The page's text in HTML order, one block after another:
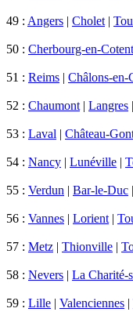
49 : Angers | Cholet |
50 : Cherbourg-en-
51 : Reims | Châlons-en-
52 : Chaumont | Langres |
53 : Laval | Château-
54 : Nancy | Lunéville |
55 : Verdun | Bar-le-Duc |
56 : Vannes | Lorient |
57 : Metz | Thionville |
58 : Nevers | La Charité-
59 : Lille | Valenciennes |